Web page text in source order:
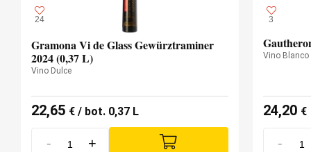
24
Gramona Vi de Glass Gewürztraminer
2024 (0,37 L)
Vino Dulce
22,65 € / bot. 0,37 L
- +
3
Vino Blanco
24,20 €
-